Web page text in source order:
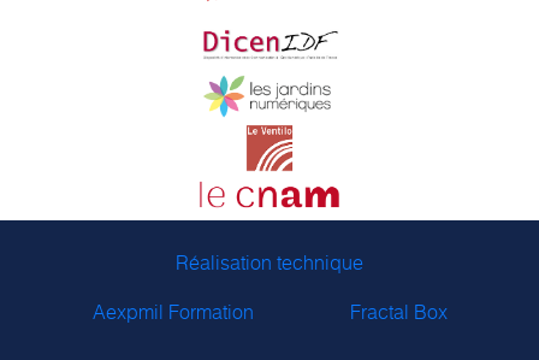
Réalisation technique
Aexpmil Formation Fractal Box